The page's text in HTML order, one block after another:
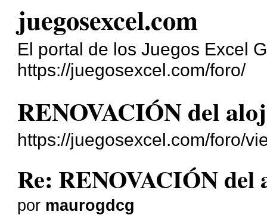
juegosexcel.com
El portal de los Juegos Excel
https://juegosexcel.com/foro/
RENOVACIÓN del
https://juegosexcel.com/foro/
Re: RENOVACIÓN del
por maurogdcg